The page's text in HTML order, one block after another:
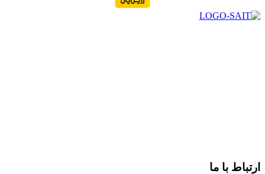
ارتباط با ما